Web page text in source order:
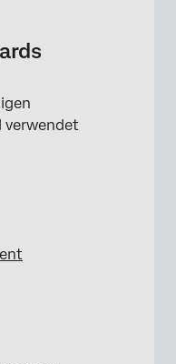
verwendet